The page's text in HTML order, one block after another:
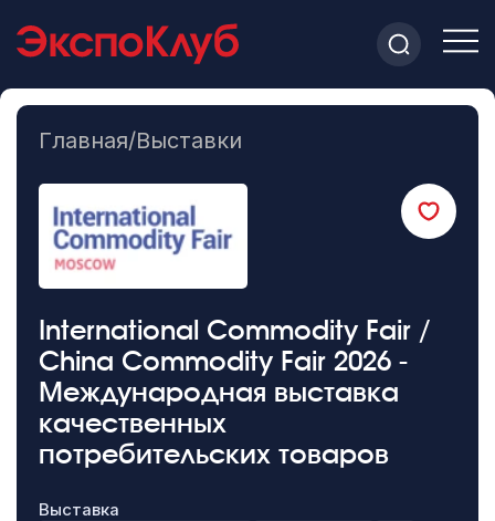
Главная/Выставки
International Commodity Fair /
China Commodity Fair 2026 -
Международная выставка
качественных
потребительских товаров
Выставка